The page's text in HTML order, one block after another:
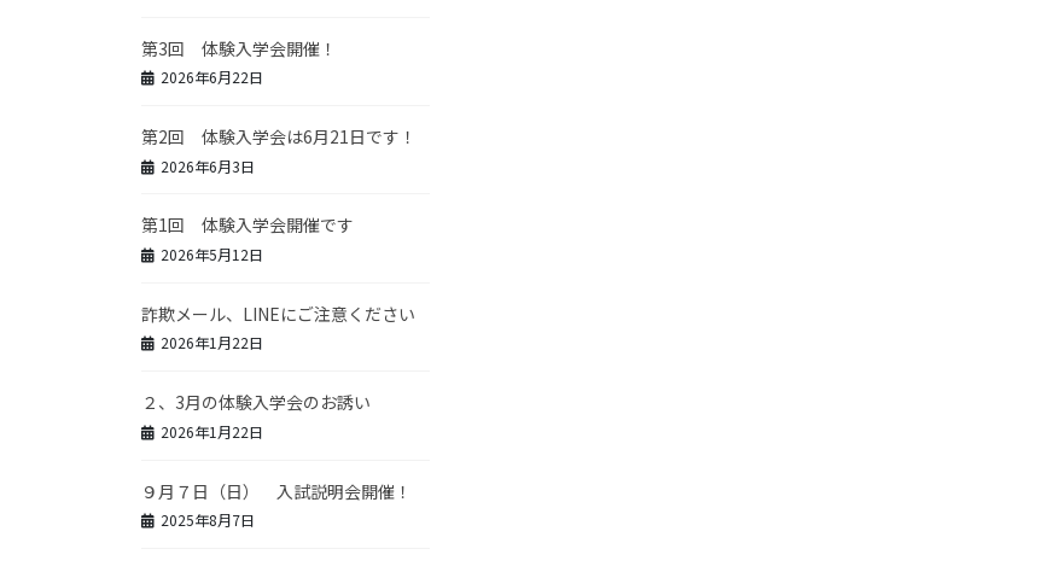
第3回 体験入学会開催！
2026年6月22日
第2回 体験入学会は6月21日です！
2026年6月3日
第1回 体験入学会開催です
2026年5月12日
詐欺メール、LINEにご注意ください
2026年1月22日
２、3月の体験入学会のお誘い
2026年1月22日
９月７日（日） 入試説明会開催！
2025年8月7日